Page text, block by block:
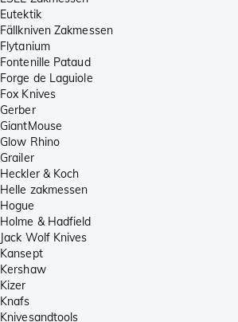
Eutektik
Fällkniven Zakmessen
Flytanium
Fontenille Pataud
Forge de Laguiole
Fox Knives
Gerber
GiantMouse
Glow Rhino
Grailer
Heckler & Koch
Helle zakmessen
Hogue
Holme & Hadfield
Jack Wolf Knives
Kansept
Kershaw
Kizer
Knafs
Knivesandtools